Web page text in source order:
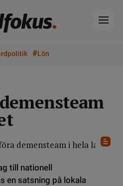
#Lön
till nationell
en satsning på lokala